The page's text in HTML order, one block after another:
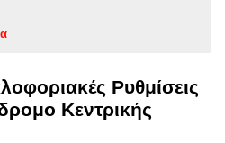
Ρυθμίσεις
Κεντρικής